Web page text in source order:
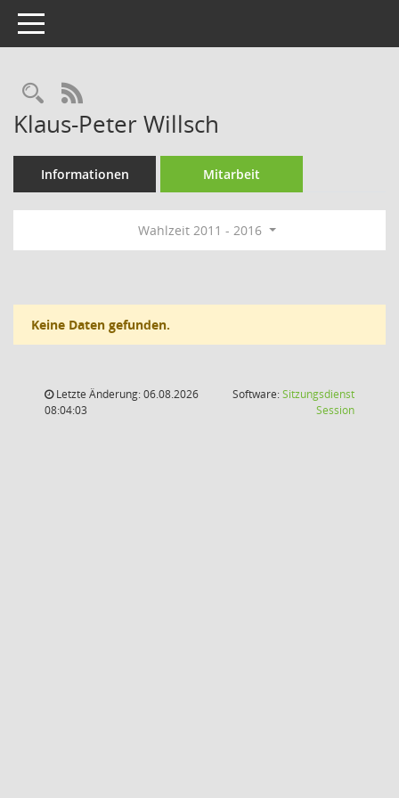
Toggle navigation
Rechercheauswahl
RSS-Feed
Klaus-Peter Willsch
Informationen Mitarbeit
Wahlzeit 2011 - 2016
Keine Daten gefunden.
Letzte Änderung: 06.08.2026
08:04:03
Software:Sitzungsdienst
Session(Wird in